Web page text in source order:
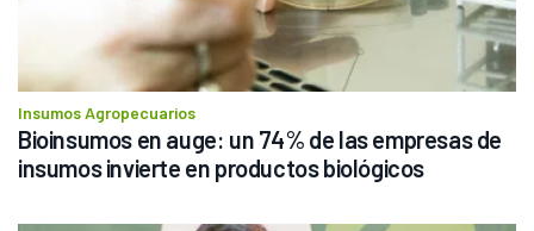
Insumos Agropecuarios
Bioinsumos en auge: un 74% de las empresas de
insumos invierte en productos biológicos